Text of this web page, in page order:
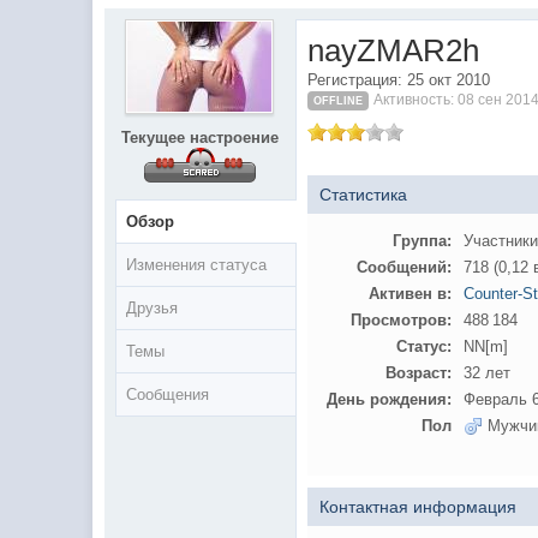
@ IceMan
@ paranoid
С новым 2025 годом
Baron
блин, совсем забыл )))) второй в
@
Erlan :
первый в 2024
@ Салоник
Всем салам алейкум!!! Ну
@ demiurg : Третий в 2023
второй в 2023
@
первый в 2023 )
@
@Baron Воистину!
@ Gerion :
Ы!! Многоуважаемые Чатлане!
пару раз в год надо оставлять
Текущее настроение
Обзор
Изменения статуса
Друзья
Темы
Сообщения
nayZMAR2h
Регистрация: 25 окт 2010
OFFLINE Активность: 08 сен
Статистика
Группа:
Участники
Сообщений:
718 (0,12
Активен в:
Counter-
Просмотров:
488 184
Статус:
NN[m]
Возраст:
32 лет
День рождения:
Февраль
Пол
Контактная информация